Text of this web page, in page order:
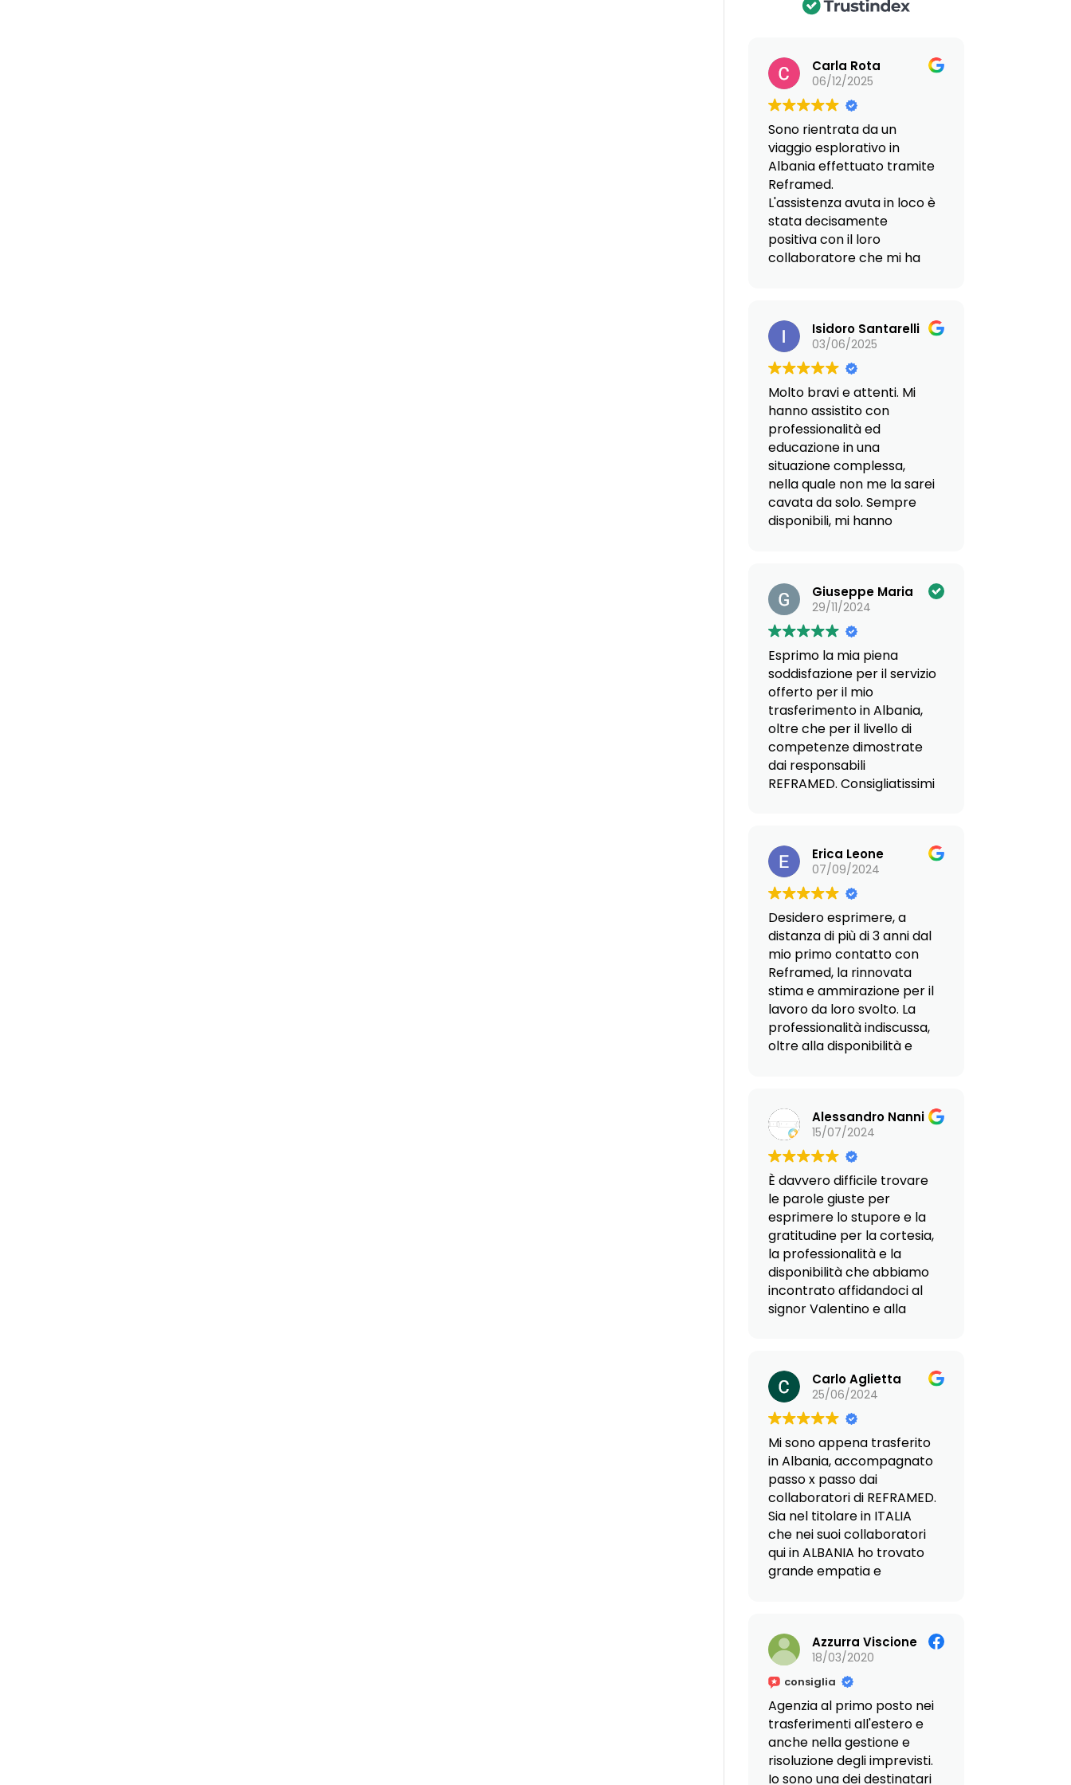
Carla Rota
06/12/2025
Sono rientrata da un
viaggio esplorativo in
Albania effettuato tramite
Reframed.
L'assistenza avuta in loco è
stata decisamente
positiva con il loro
collaboratore che mi ha
Anche nelle persone
dell'Agenzia Immobiliare
che mi hanno proposto
varie soluzioni abitative ho
riscontrato competenza e
serietà.
Sicuramente confermata
l'impostazione che già
avevo rilevato nei vari
colloqui online nonché
nell'incontro presso la loro
sede.
Valentino Coletto.
Carla Rota
Isidoro Santarelli
03/06/2025
Molto bravi e attenti. Mi
hanno assistito con
professionalità ed
educazione in una
situazione complessa,
nella quale non me la sarei
cavata da solo. Sempre
disponibili, mi hanno
Giuseppe Maria
29/11/2024
Esprimo la mia piena
soddisfazione per il servizio
offerto per il mio
trasferimento in Albania,
oltre che per il livello di
competenze dimostrate
dai responsabili
REFRAMED. Consigliatissimi
Erica Leone
07/09/2024
Desidero esprimere, a
distanza di più di 3 anni dal
mio primo contatto con
Reframed, la rinnovata
stima e ammirazione per il
lavoro da loro svolto. La
professionalità indiscussa,
oltre alla disponibilità e
top. Nello specifico, io
partivo da sola per
Hammamet, non sapendo
il francese, e senza alcun
aggancio in loco.
Reframed mi ha
pazientemente indirizzato
e guidato in tutte le fasi
dell’impresa, dalle
complicazioni
burocratiche alle difficoltà
della sistemazione in loco,
persone esperte, gentili e
super disponibili. Grazie
allora al Dott.Valentino,
alle Dott.sse Giovanna ed
Enza. Un forte, affettuoso
abbraccio! Erica.
Alessandro Nanni
15/07/2024
È davvero difficile trovare
le parole giuste per
esprimere lo stupore e la
gratitudine per la cortesia,
la professionalità e la
disponibilità che abbiamo
incontrato affidandoci al
signor Valentino e alla
dedizione straordinaria nel
nostro progetto di
trasferirci in Paraguay,
fornendoci ogni
indicazione utile e
trasformando quello che
sarebbe potuto essere un
complicato trasferimento
dall'altra parte del mondo
in un'esperienza semplice
e priva di stress.
unita a una rete di
collaboratori eccellenti in
loco, ci ha fornito una
sicurezza impareggiabile.
Ma ciò che ci ha colpito
maggiormente è stata la
loro straordinaria
disponibilità e il calore
Carlo Aglietta
25/06/2024
Mi sono appena trasferito
in Albania, accompagnato
passo x passo dai
collaboratori di REFRAMED.
Sia nel titolare in ITALIA
che nei suoi collaboratori
qui in ALBANIA ho trovato
grande empatia e
la ricchezza di soluzioni
propostami durante il mio
viaggio immobiliare. Ora
stanno seguendo per me
le varie pratiche e rilascio
permessi e francamente
mi sento in ottime mani.
Azzurra Viscione
18/03/2020
consiglia
Agenzia al primo posto nei
trasferimenti all'estero e
anche nella gestione e
risoluzione degli imprevisti.
Io sono una dei destinatari